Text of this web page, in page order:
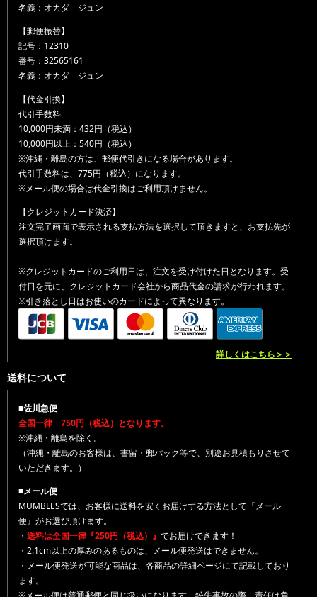
名義：オカダ ジュン
【郵便振替】
記号：12310
番号：32565161
名義：オカダ ジュン
【代金引換】
代引手数料
10,000円未満：432円（税込）
10,000円以上：540円（税込）
※沖縄・離島の方は、郵便代引きになる場合があります。
代引手数料は、775円（税込）になります。
※メール便の場合は代金引換はご利用頂けません。
【クレジットカード決済】
注文完了画面で表示される支払方法を選択して頂きますと、お支払先が
選択頂けます。
※クレジットカードのご利用日は、注文を受け付けた日となります。受
付日を元に、クレジットカード会社から商品代金の請求が行われます。
※引き落とし日はお使いのカードによって異なります。
詳しくはこちら＞＞
送料について
■佐川急便
全国一律 750円（税込）となります。
※沖縄・離島を除く。
（沖縄・離島のお客様は、書留・郵パック等で、別途お見積もりさせて
いただきます。）
■メール便
MUMBLESでは、お客様に送料を安くお届けする方法として『メール
便』がお選び頂けます。
・ 送料は全国一律『250円（税込）』 でお届けできます！
・2.1cm以上の厚みのあるものは、メール便発送はできません。
・メール便発送が可能な商品は、各商品の詳細ページにて記載しており
ます。